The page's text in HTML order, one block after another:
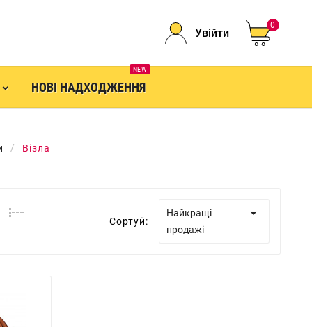
Увійти
0
НОВІ НАДХОДЖЕННЯ
NEW
Візла
Сортуй:
Найкращі
продажі
